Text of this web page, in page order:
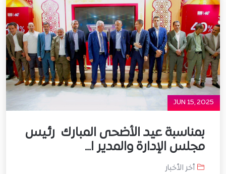
JUN 15, 2025
بمناسبة عيد الأضحى المبارك رئيس
مجلس الإدارة والمدير ا...
أخر الأخبار